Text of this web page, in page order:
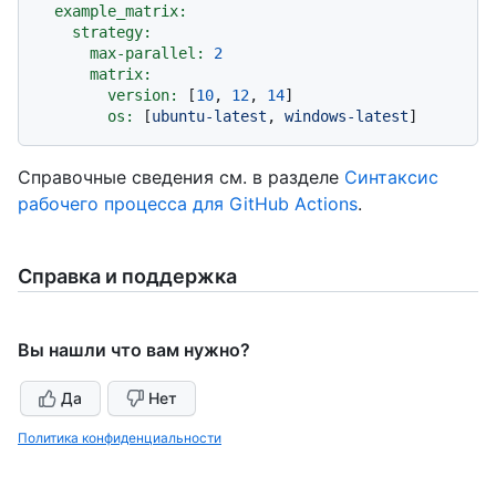
example_matrix:
strategy:
max-parallel:
2
matrix:
version:
[10, 12, 14]
os:
[ubuntu-latest , windows-latest
Справочные сведения см. в разделе Синтаксис
рабочего процесса для GitHub Actions.
Справка и поддержка
Вы нашли что вам нужно?
Да Нет
Политика конфиденциальности